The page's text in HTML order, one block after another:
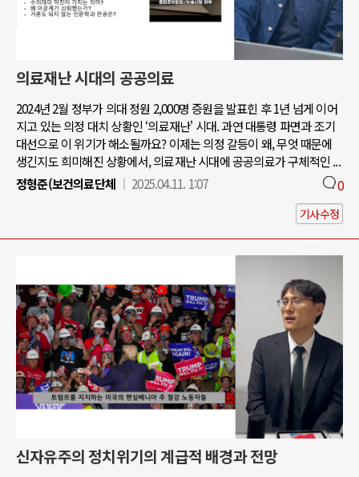
의료재난 시대의 공공의료
2024년 2월 정부가 의대 정원 2,000명 증원을 발표힌 후 1년 넘게 이어
지고 있는 의정 대치 상황인 ‘의료재난' 시대. 과연 대통령 파면과 조기
대선으로 이 위기가 해소될까요? 이제는 의정 갈등이 왜, 무엇 때문에
생긴지도 희미해진 상황에서, 의료재난 시대에 공공의료가 구체적인 ...
정형준(보건의료단체
2025.04.11. 1:07 0
기사수정
신자유주의 정치위기의 계급적 배경과 전망